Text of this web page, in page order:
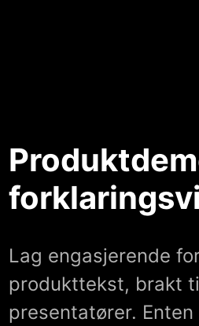
Lag engasjerende
produkttekst, brakt
presentatører.